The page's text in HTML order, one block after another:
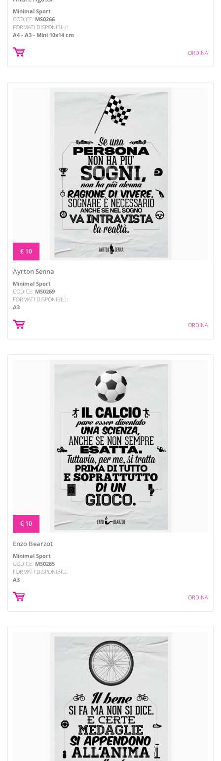
Minimal Sport
CODICE: MS0266
FORMATI DISPONIBILI:
A4
A3 Mini 10x14 cm
ORDINA
€ 10
Ayrton Senna
Minimal Sport
CODICE: MS0269
FORMATI DISPONIBILI:
A3
ORDINA
€ 10
Enzo Bearzot
Minimal Sport
CODICE: MS0265
FORMATI DISPONIBILI:
A3
ORDINA